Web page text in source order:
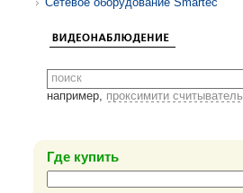
например, проксимити считыватель
Где купить